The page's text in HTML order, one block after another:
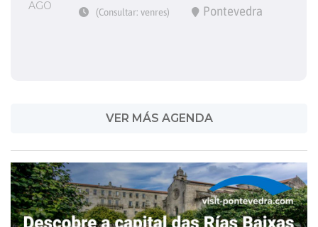
AGO (Consultar: venres) Pontevedra
VER MÁS AGENDA